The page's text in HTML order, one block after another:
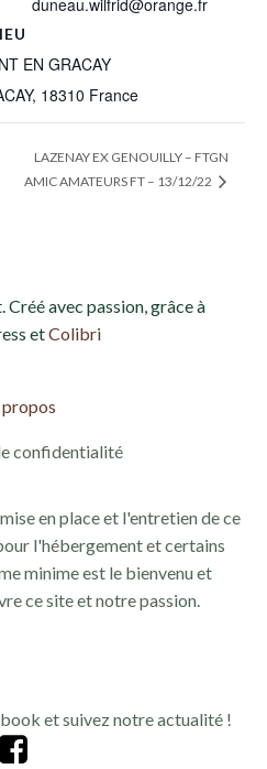
EN GRACAY
, 18310 France
duneau.wilfrid@orange.fr
LAZENAY EX GENOUILLY – FTGN
AMIC AMATEURS FT – 13/12/22
avec passion, grâce à
etColibri
confidentialité
en place et l'entretien de ce
l'hébergement et certains
minime est le bienvenu et
ce site et notre passion.
et suivez notre actualité !